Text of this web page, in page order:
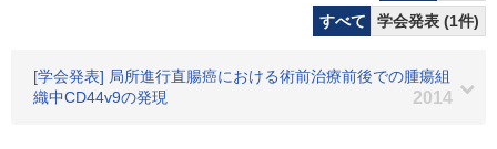
すべて
学会発表 (1件)
[学会発表] 局所進行直腸癌における術前治療前後での腫瘍組
織中CD44v9の発現
2014